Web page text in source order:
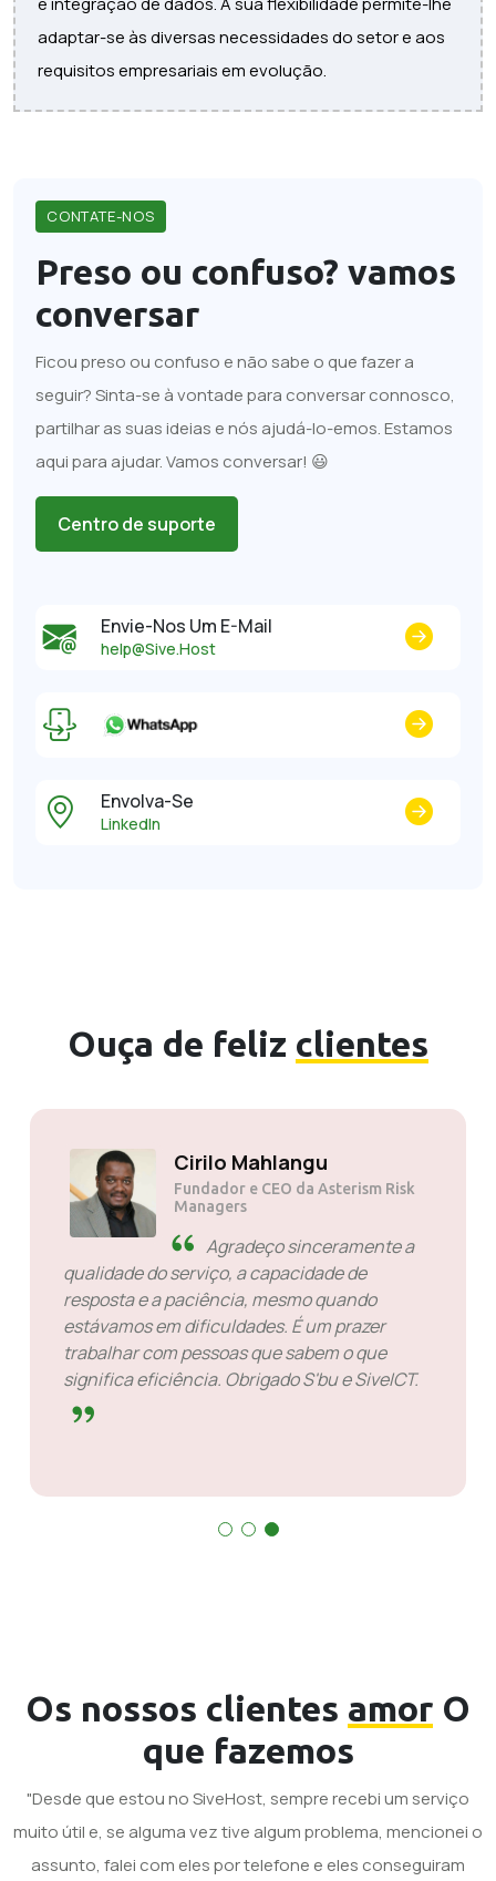
adaptar-se às diversas necessidades do setor e aos
requisitos empresariais em evolução.
CONTATE-NOS
Preso ou confuso? vamos
conversar
Ficou preso ou confuso e não sabe o que fazer a
seguir? Sinta-se à vontade para conversar connosco,
partilhar as suas ideias e nós ajudá-lo-emos. Estamos
aqui para ajudar. Vamos conversar! 😃
Centro de suporte
Envie-Nos Um E-Mail
help@Sive.Host
Envolva-Se
LinkedIn
Ouça de feliz clientes
Cirilo Mahlangu
Fundador e CEO da Asterism Risk
Managers
Agradeço sinceramente a
qualidade do serviço, a capacidade de
resposta e a paciência, mesmo quando
estávamos em dificuldades. É um prazer
trabalhar com pessoas que sabem o que
significa eficiência. Obrigado S'bu e SiveICT.
Os nossos clientes amor O
que fazemos
"Desde que estou no SiveHost, sempre recebi um serviço
muito útil e, se alguma vez tive algum problema, mencionei o
assunto, falei com eles por telefone e eles conseguiram